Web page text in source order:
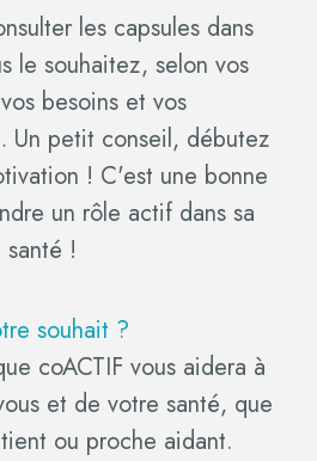
les capsules dans
le souhaitez, selon vos
besoins et vos
Un petit conseil, débutez
! C'est une bonne
un rôle actif dans sa
santé !
souhait ?
coACTIF vous aidera à
et de votre santé, que
ou proche aidant.